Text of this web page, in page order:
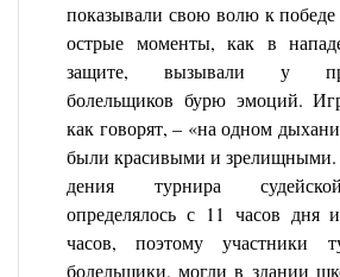
показывали свою волю к
острые моменты, как в
защите, вызывали у
болельщиков бурю эмоций.
как говорят, – «на одном
были красивыми и зрелищными.
дения турнира
определялось с 11 часов дня
часов, поэтому участники
болельщики, могли в здании